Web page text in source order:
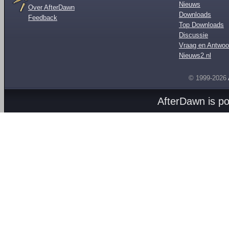
Over AfterDawn
Feedback
Nieuws
Downloads
Top Downloads
Discussie
Vraag en
Nieuws2.nl
© 1999-2026
AfterDawn is